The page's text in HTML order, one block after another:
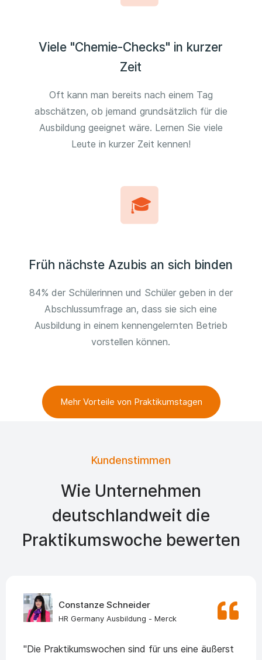
Viele "Chemie-Checks" in kurzer
Zeit
Oft kann man bereits nach einem Tag
abschätzen, ob jemand grundsätzlich für die
Ausbildung geeignet wäre. Lernen Sie viele
Leute in kurzer Zeit kennen!
Früh nächste Azubis an sich binden
84% der Schülerinnen und Schüler geben in der
Abschlussumfrage an, dass sie sich eine
Ausbildung in einem kennengelernten Betrieb
vorstellen können.
Mehr Vorteile von Praktikumstagen
Kundenstimmen
Wie Unternehmen
deutschlandweit die
Praktikumswoche bewerten
Constanze Schneider
HR Germany Ausbildung - Merck
"Die Praktikumswochen sind für uns eine äußerst